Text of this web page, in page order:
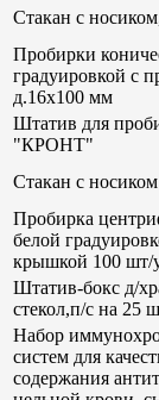
Стакан с
Пробирки
градуировкой с
д.16х100 мм
Штатив для
"КРОНТ"
Стакан с
Пробирка
белой
крышкой 100 шт/
Штатив-бокс д/
стекол,п/с на 25
Набор
систем для
содержания